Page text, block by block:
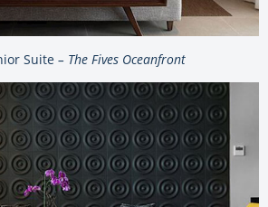
Suite – The Fives Oceanfront